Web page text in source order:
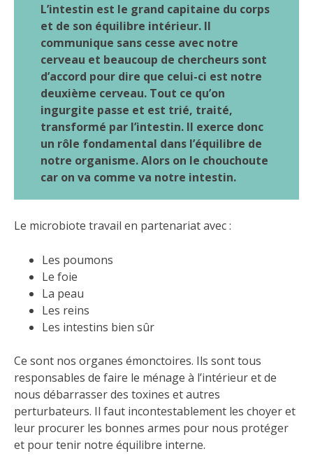
L’intestin est le grand capitaine du corps
et de son équilibre intérieur. Il
communique sans cesse avec notre
cerveau et beaucoup de chercheurs sont
d’accord pour dire que celui-ci est notre
deuxième cerveau. Tout ce qu’on
ingurgite passe et est trié, traité,
transformé par l’intestin. Il exerce donc
un rôle fondamental dans l’équilibre de
notre organisme. Alors on le chouchoute
car on va comme va notre intestin.
Le microbiote travail en partenariat avec :
Les poumons
Le foie
La peau
Les reins
Les intestins bien sûr
Ce sont nos organes émonctoires. Ils sont tous
responsables de faire le ménage à l’intérieur et de
nous débarrasser des toxines et autres
perturbateurs. Il faut incontestablement les choyer et
leur procurer les bonnes armes pour nous protéger
et pour tenir notre équilibre interne.